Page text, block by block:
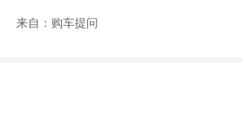
来自：购车提问